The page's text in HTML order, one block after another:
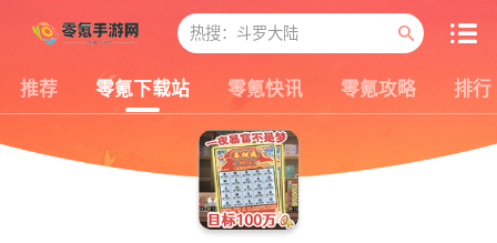
推荐 零氪下载站 零氪快讯 零氪攻略 排行